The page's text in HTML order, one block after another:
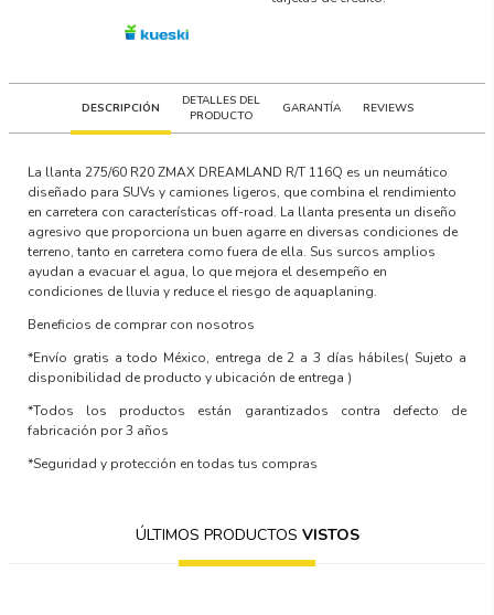
DESCRIPCIÓN
DETALLES DEL
PRODUCTO
GARANTÍA REVIEWS
La llanta 275/60 R20 ZMAX DREAMLAND R/T 116Q es un neumático
diseñado para SUVs y camiones ligeros, que combina el rendimiento
en carretera con características off-road. La llanta presenta un diseño
agresivo que proporciona un buen agarre en diversas condiciones de
terreno, tanto en carretera como fuera de ella. Sus surcos amplios
ayudan a evacuar el agua, lo que mejora el desempeño en
condiciones de lluvia y reduce el riesgo de aquaplaning.
Beneficios de comprar con nosotros
*Envío gratis a todo México, entrega de 2 a 3 días hábiles( Sujeto a
disponibilidad de producto y ubicación de entrega )
*Todos los productos están garantizados contra defecto de
fabricación por 3 años
*Seguridad y protección en todas tus compras
ÚLTIMOS PRODUCTOS VISTOS